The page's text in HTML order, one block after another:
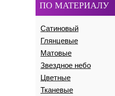
ПО МАТЕРИАЛУ
Сатиновый
Глянцевые
Матовые
Звездное небо
Цветные
Тканевые